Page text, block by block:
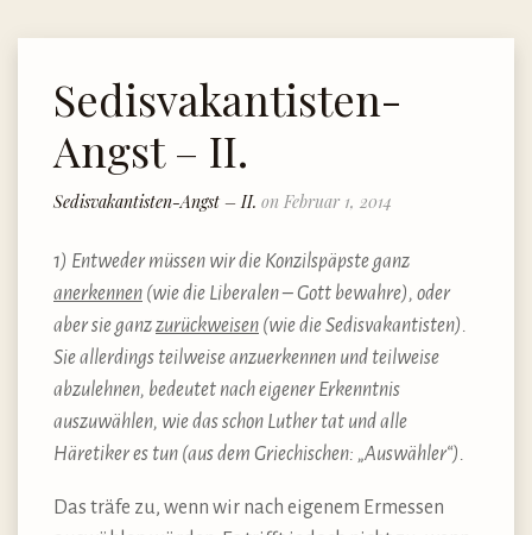
Sedisvakantisten-
Angst – II.
Sedisvakantisten-Angst – II. on Februar 1, 2014
1) Entweder müssen wir die Konzilspäpste ganz
anerkennen (wie die Liberalen – Gott bewahre), oder
aber sie ganzzurückweisen (wie die Sedisvakantisten).
Sie allerdings teilweise anzuerkennen und teilweise
abzulehnen, bedeutet nach eigener Erkenntnis
auszuwählen, wie das schon Luther tat und alle
Häretiker es tun (aus dem Griechischen: „Auswähler“).
Das träfe zu, wenn wir nach eigenem Ermessen